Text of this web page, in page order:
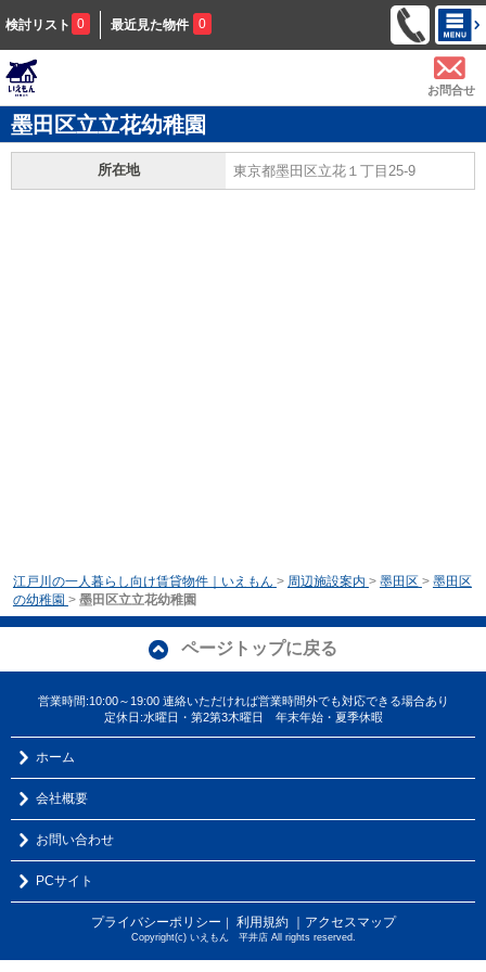
検討リスト 0 最近見た物件 0
お問合せ
墨田区立立花幼稚園
所在地 東京都墨田区立花１丁目25-9
江戸川の一人暮らし向け賃貸物件｜いえもん > 周辺施設案内 > 墨田区 > 墨田区
の幼稚園 > 墨田区立立花幼稚園
ページトップに戻る
営業時間:10:00～19:00 連絡いただければ営業時間外でも対応できる場合あり
定休日:水曜日・第2第3木曜日 年末年始・夏季休暇
ホーム
会社概要
お問い合わせ
PCサイト
プライバシーポリシー ｜ 利用規約 ｜アクセスマップ
Copyright(c) いえもん 平井店 All rights reserved.